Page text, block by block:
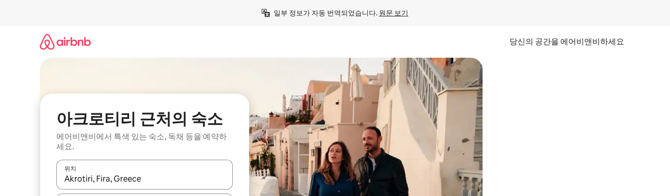
일부 정보가 자동 번역되었습니다. 원문 보기
당신의 공간을 에어비앤비하세요
아크로티리 근처의 숙소
에어비앤비에서 특색 있는 숙소, 독채 등을 예약하
세요.
위치
결과가 나오면 위·아래 화살표 키를 사용하거나 터치 또는 스와이프 동작으로 탐색하세요.